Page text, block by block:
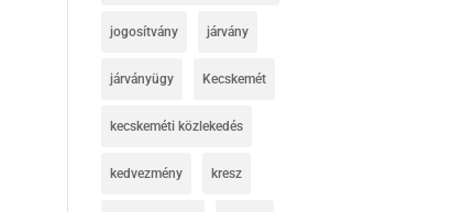
jogosítvány járvány
járványügy Kecskemét
kecskeméti közlekedés
kedvezmény kresz